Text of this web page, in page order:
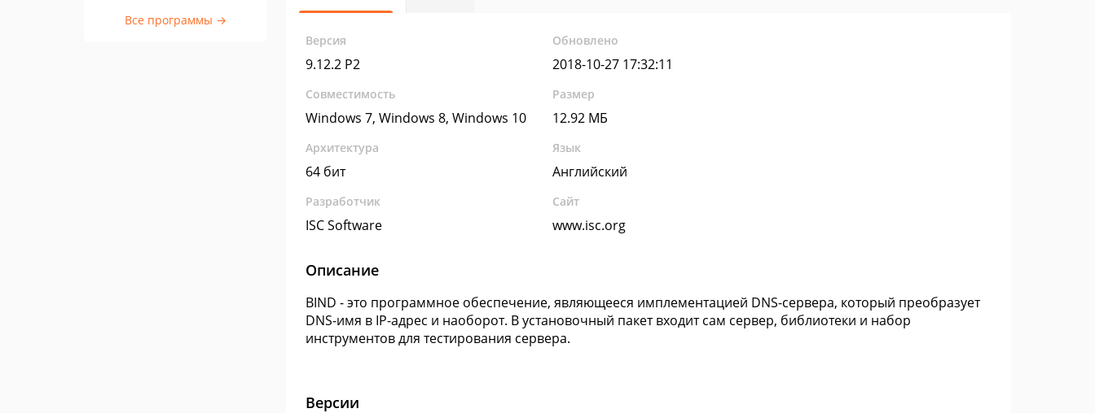
Все программы →
Версия
9.12.2 P2
Обновлено
2018-10-27 17:32:11
Совместимость
Windows 7, Windows 8, Windows 10
Размер
12.92 МБ
Архитектура
64 бит
Язык
Английский
Разработчик
ISC Software
Сайт
www.isc.org
Описание
BIND - это программное обеспечение, являющееся имплементацией DNS-сервера, который преобразует
DNS-имя в IP-адрес и наоборот. В установочный пакет входит сам сервер, библиотеки и набор
инструментов для тестирования сервера.
Версии